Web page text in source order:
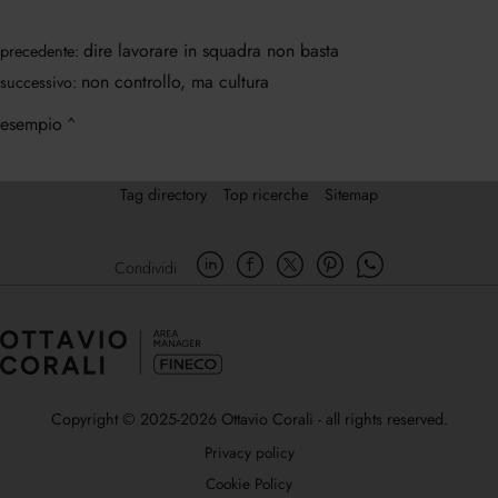
precedente: dire lavorare in squadra non basta
successivo: non controllo, ma cultura
esempio
Tag directory Top ricerche Sitemap
Condividi
Copyright © 2025-2026 Ottavio Corali - all rights reserved.
Privacy policy
Cookie Policy